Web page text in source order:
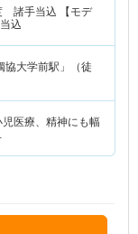
諸手当込 【モデ
込
協大学前駅」（徒
医療、精神にも幅
。 …